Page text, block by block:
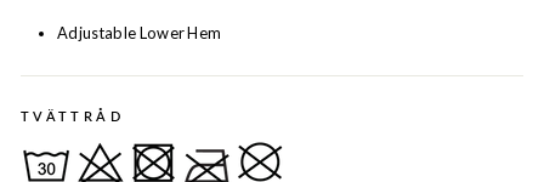
Adjustable Lower Hem
TVÄTTRÅD